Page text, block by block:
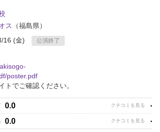
ス
（福島県）
16 (金)
公演終了
poster.pdf
でご確認ください。
0.0
0.0